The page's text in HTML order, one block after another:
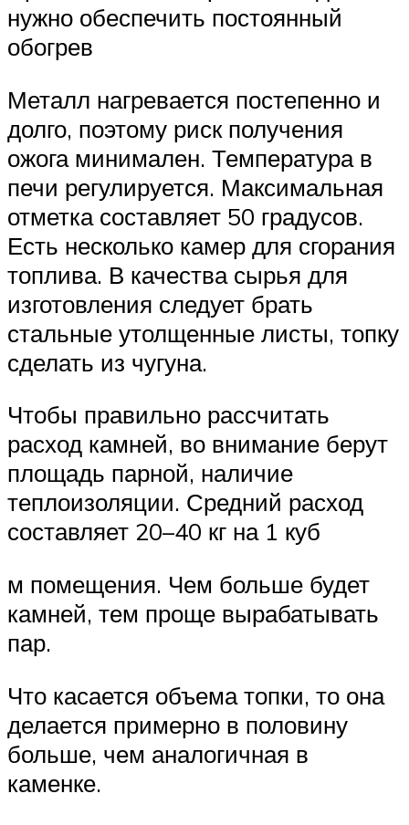
нужно обеспечить постоянный
обогрев
Металл нагревается постепенно и
долго, поэтому риск получения
ожога минимален. Температура в
печи регулируется. Максимальная
отметка составляет 50 градусов.
Есть несколько камер для сгорания
топлива. В качества сырья для
изготовления следует брать
стальные утолщенные листы, топку
сделать из чугуна.
Чтобы правильно рассчитать
расход камней, во внимание берут
площадь парной, наличие
теплоизоляции. Средний расход
составляет 20–40 кг на 1 куб
м помещения. Чем больше будет
камней, тем проще вырабатывать
пар.
Что касается объема топки, то она
делается примерно в половину
больше, чем аналогичная в
каменке.